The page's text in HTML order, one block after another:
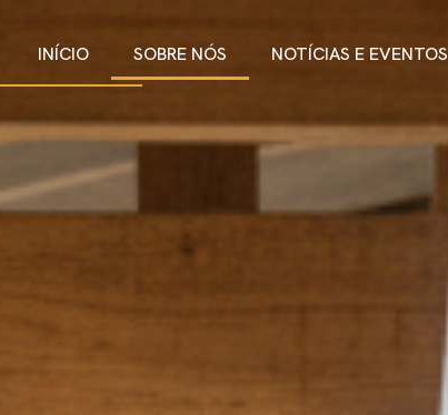
INÍCIO SOBRE NÓS NOTÍCIAS E EVENTOS